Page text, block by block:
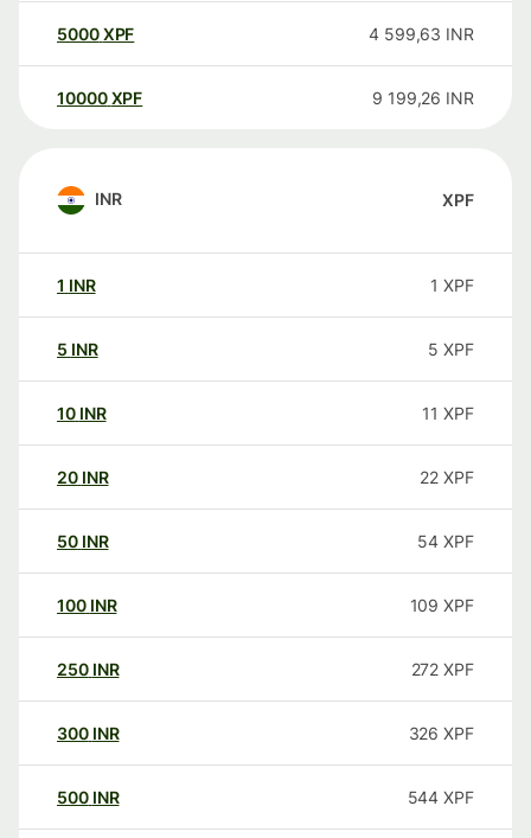
5000XPF 4 599,63 INR
10000 XPF 9 199,26 INR
INR XPF
1 INR 1 XPF
5 INR 5 XPF
10 INR 11 XPF
20 INR 22 XPF
50 INR 54 XPF
100 INR 109 XPF
250 INR 272 XPF
300 INR 326 XPF
500 INR 544 XPF